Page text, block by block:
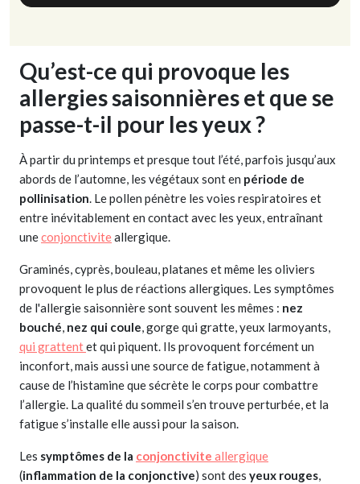
Qu’est-ce qui provoque les
allergies saisonnières et que se
passe-t-il pour les yeux ?
À partir du printemps et presque tout l’été, parfois jusqu’aux
abords de l’automne, les végétaux sont en période de
pollinisation. Le pollen pénètre les voies respiratoires et
entre inévitablement en contact avec les yeux, entraînant
uneconjonctiviteallergique.
Graminés, cyprès, bouleau, platanes et même les oliviers
provoquent le plus de réactions allergiques. Les symptômes
de l'allergie saisonnière sont souvent les mêmes : nez
bouché, nez qui coule, gorge qui gratte, yeux larmoyants,
qui grattentet qui piquent. Ils provoquent forcément un
inconfort, mais aussi une source de fatigue, notamment à
cause de l’histamine que sécrète le corps pour combattre
l’allergie. La qualité du sommeil s’en trouve perturbée, et la
fatigue s’installe elle aussi pour la saison.
Les symptômes de la conjonctivite allergique
(inflammation de la conjonctive) sont des yeux rouges,